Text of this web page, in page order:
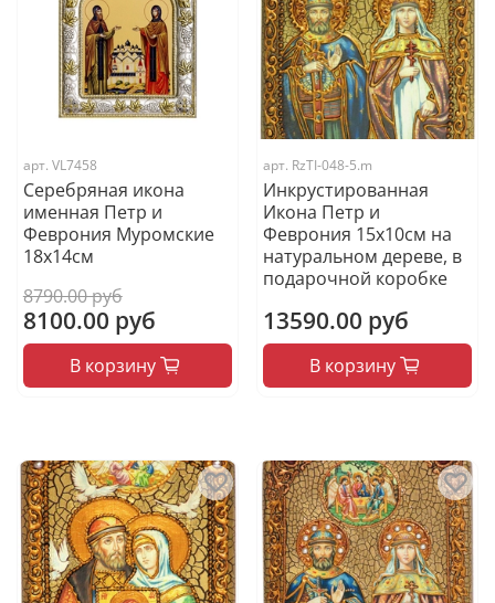
арт. VL7458
Серебряная икона
именная Петр и
Феврония Муромские
18x14см
8790.00 руб
8100.00 руб
В корзину
арт. RzTI-048-5.m
Инкрустированная
Икона Петр и
Феврония 15х10см на
натуральном дереве, в
подарочной коробке
13590.00 руб
В корзину